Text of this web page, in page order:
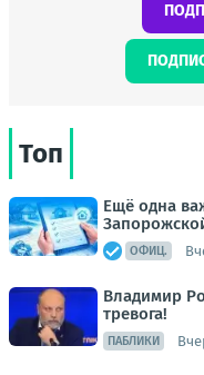
Топ
Ещё одна
ОФИЦ.
Владимир
тревога!
ПАБЛИКИ